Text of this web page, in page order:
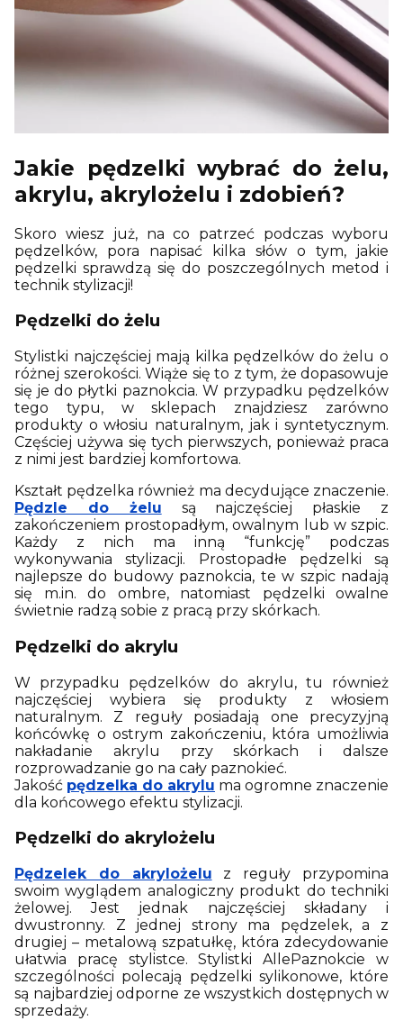
Jakie pędzelki wybrać do żelu,
akrylu, akrylożelu i zdobień?
Skoro wiesz już, na co patrzeć podczas wyboru
pędzelków, pora napisać kilka słów o tym, jakie
pędzelki sprawdzą się do poszczególnych metod i
technik stylizacji!
Pędzelki do żelu
Stylistki najczęściej mają kilka pędzelków do żelu o
różnej szerokości. Wiąże się to z tym, że dopasowuje
się je do płytki paznokcia. W przypadku pędzelków
tego typu, w sklepach znajdziesz zarówno
produkty o włosiu naturalnym, jak i syntetycznym.
Częściej używa się tych pierwszych, ponieważ praca
z nimi jest bardziej komfortowa.
Kształt pędzelka również ma decydujące znaczenie.
Pędzle do żelu są najczęściej płaskie z
zakończeniem prostopadłym, owalnym lub w szpic.
Każdy z nich ma inną “funkcję” podczas
wykonywania stylizacji. Prostopadłe pędzelki są
najlepsze do budowy paznokcia, te w szpic nadają
się m.in. do ombre, natomiast pędzelki owalne
świetnie radzą sobie z pracą przy skórkach.
Pędzelki do akrylu
W przypadku pędzelków do akrylu, tu również
najczęściej wybiera się produkty z włosiem
naturalnym. Z reguły posiadają one precyzyjną
końcówkę o ostrym zakończeniu, która umożliwia
nakładanie akrylu przy skórkach i dalsze
rozprowadzanie go na cały paznokieć.
Jakość pędzelka do akrylu ma ogromne znaczenie
dla końcowego efektu stylizacji.
Pędzelki do akrylożelu
Pędzelek do akrylożelu z reguły przypomina
swoim wyglądem analogiczny produkt do techniki
żelowej. Jest jednak najczęściej składany i
dwustronny. Z jednej strony ma pędzelek, a z
drugiej – metalową szpatułkę, która zdecydowanie
ułatwia pracę stylistce. Stylistki AllePaznokcie w
szczególności polecają pędzelki sylikonowe, które
są najbardziej odporne ze wszystkich dostępnych w
sprzedaży.